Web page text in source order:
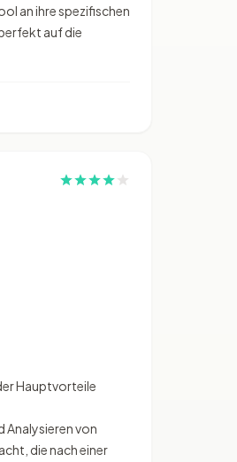
an ihre spezifischen
auf die
Hauptvorteile
von
die nach einer